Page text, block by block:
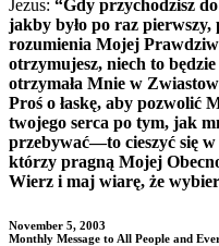
Jezus: “Gdy przychodzisz
jakby było po raz
rozumienia Mojej
otrzymujesz, niech to
otrzymała Mnie w
Proś o łaskę, aby pozwolić
twojego serca po tym, jak
przebywać—to cieszyć się
którzy pragną Mojej
Wierz i maj wiarę, że
November 5, 2003
Monthly Message to All People and